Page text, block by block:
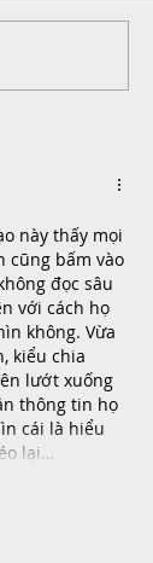
này thấy mọi
cũng bấm vào
đọc sâu
với cách họ
không. Vừa
kiểu chia
lướt xuống
thông tin họ
cái là hiểu
lại…